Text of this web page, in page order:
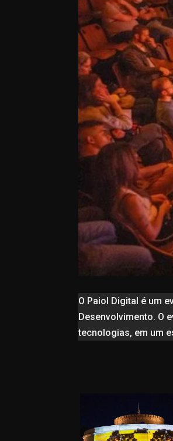
O Paiol Digital é um
Desenvolvimento. O
tecnologias, em um